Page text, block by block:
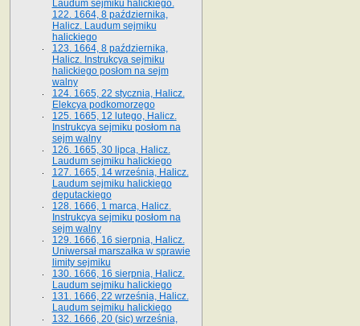
Laudum sejmiku halickiego.
122. 1664, 8 października,
Halicz. Laudum sejmiku
halickiego
123. 1664, 8 października,
Halicz. Instrukcya sejmiku
halickiego posłom na sejm
walny
124. 1665, 22 stycznia, Halicz.
Elekcya podkomorzego
125. 1665, 12 lutego, Halicz.
Instrukcya sejmiku posłom na
sejm walny
126. 1665, 30 lipca, Halicz.
Laudum sejmiku halickiego
127. 1665, 14 września, Halicz.
Laudum sejmiku halickiego
deputackiego
128. 1666, 1 marca, Halicz.
Instrukcya sejmiku posłom na
sejm walny
129. 1666, 16 sierpnia, Halicz.
Uniwersał marszałka w sprawie
limity sejmiku
130. 1666, 16 sierpnia, Halicz.
Laudum sejmiku halickiego
131. 1666, 22 września, Halicz.
Laudum sejmiku halickiego
132. 1666, 20 (sic) września,